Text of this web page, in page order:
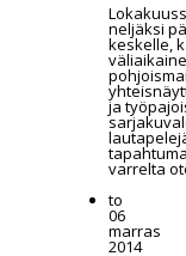
neljäksi
keskelle,
ja
varrelta
to
06
marras
2014